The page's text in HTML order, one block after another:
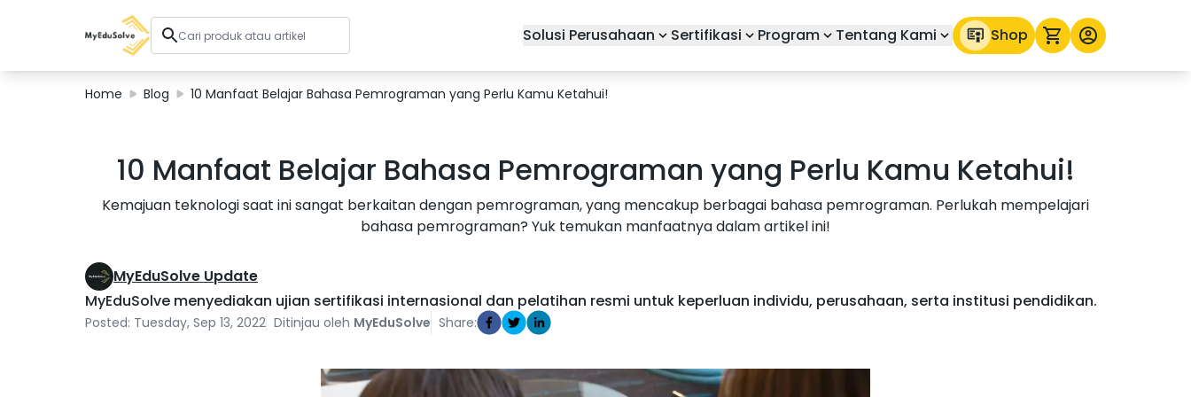
Solusi Perusahaan Sertifikasi Program Tentang Kami Shop
Tentang Kami
Home Blog 10 Manfaat Belajar Bahasa Pemrograman yang Perlu Kamu Ketahui!
10 Manfaat Belajar Bahasa Pemrograman yang Perlu Kamu Ketahui!
Kemajuan teknologi saat ini sangat berkaitan dengan pemrograman, yang mencakup berbagai bahasa pemrograman. Perlukah mempelajari
bahasa pemrograman? Yuk temukan manfaatnya dalam artikel ini!
MyEduSolve Update
MyEduSolve menyediakan ujian sertifikasi internasional dan pelatihan resmi untuk keperluan individu, perusahaan, serta institusi pendidikan.
Posted: Tuesday, Sep 13, 2022 Ditinjau oleh MyEduSolve Share: